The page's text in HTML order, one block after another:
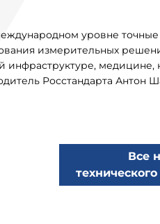
уровне
измерительных
инфраструктуре,
Росстандарта Антон
Все